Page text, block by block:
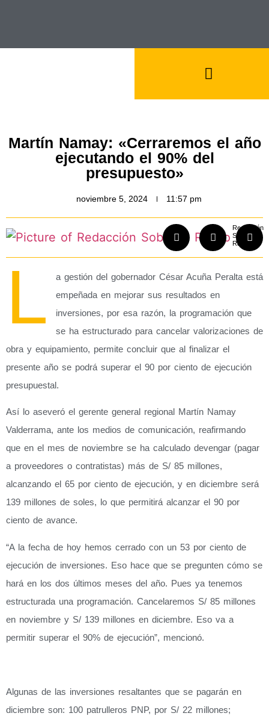
Martín Namay: «Cerraremos el año
ejecutando el 90% del
presupuesto»
noviembre 5, 2024 11:57 pm
Redacción
Sobre el
Rastro
L
a gestión del gobernador César Acuña Peralta está
empeñada en mejorar sus resultados en
inversiones, por esa razón, la programación que
se ha estructurado para cancelar valorizaciones de
obra y equipamiento, permite concluir que al finalizar el
presente año se podrá superar el 90 por ciento de ejecución
presupuestal.
Así lo aseveró el gerente general regional Martín Namay
Valderrama, ante los medios de comunicación, reafirmando
que en el mes de noviembre se ha calculado devengar (pagar
a proveedores o contratistas) más de S/ 85 millones,
alcanzando el 65 por ciento de ejecución, y en diciembre será
139 millones de soles, lo que permitirá alcanzar el 90 por
ciento de avance.
“A la fecha de hoy hemos cerrado con un 53 por ciento de
ejecución de inversiones. Eso hace que se pregunten cómo se
hará en los dos últimos meses del año. Pues ya tenemos
estructurada una programación. Cancelaremos S/ 85 millones
en noviembre y S/ 139 millones en diciembre. Eso va a
permitir superar el 90% de ejecución”, mencionó.
Algunas de las inversiones resaltantes que se pagarán en
diciembre son: 100 patrulleros PNP, por S/ 22 millones;